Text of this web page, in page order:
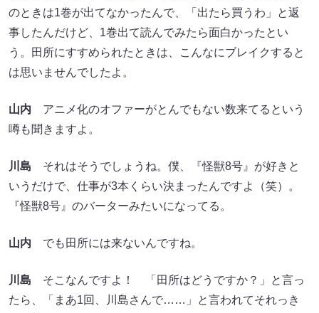
のときは1巻が出てなかったんで、「出たら買うわ」と返
事したんだけど、1巻出て読んでみたら面白かったとい
う。田所にすすめられたときは、こんなにブレイクすると
は思いませんでしたよ。
山内 アニメ化のオファーがとんでもない数来てるという
噂も聞きますよ。
川島 それはそうでしょうね。僕、『怪獣8号』が好きと
いうだけで、仕事が3本くらい決まったんですよ（笑）。
『怪獣8号』のバーターみたいになってる。
山内 でも田所には来ないんですね。
川島 そこなんですよ！ 「田所はどうですか？」と言っ
たら、「まあ1回、川島さんで……」と言われてそれっき